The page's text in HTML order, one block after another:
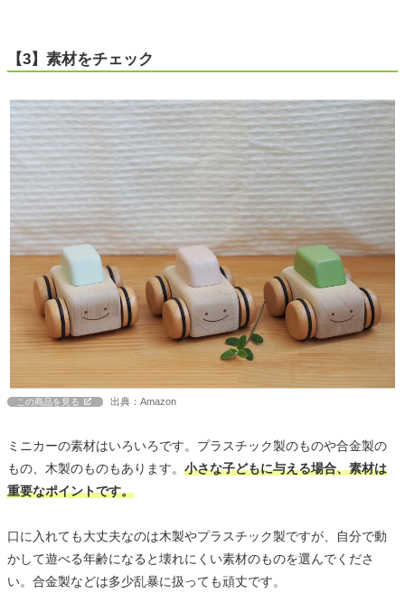
【3】素材をチェック
この商品を見る 出典：Amazon
ミニカーの素材はいろいろです。プラスチック製のものや合金製の
もの、木製のものもあります。 小さな子どもに与える場合、素材は
重要なポイントです。
口に入れても大丈夫なのは木製やプラスチック製ですが、自分で動
かして遊べる年齢になると壊れにくい素材のものを選んでくださ
い。合金製などは多少乱暴に扱っても頑丈です。